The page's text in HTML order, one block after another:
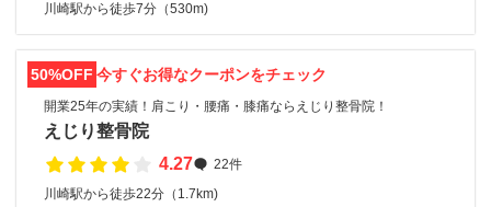
川崎駅から徒歩7分（530m)
50%OFF 今すぐお得なクーポンをチェック
開業25年の実績！肩こり・腰痛・膝痛ならえじり整骨院！
えじり整骨院
4.27
22件
川崎駅から徒歩22分（1.7km)